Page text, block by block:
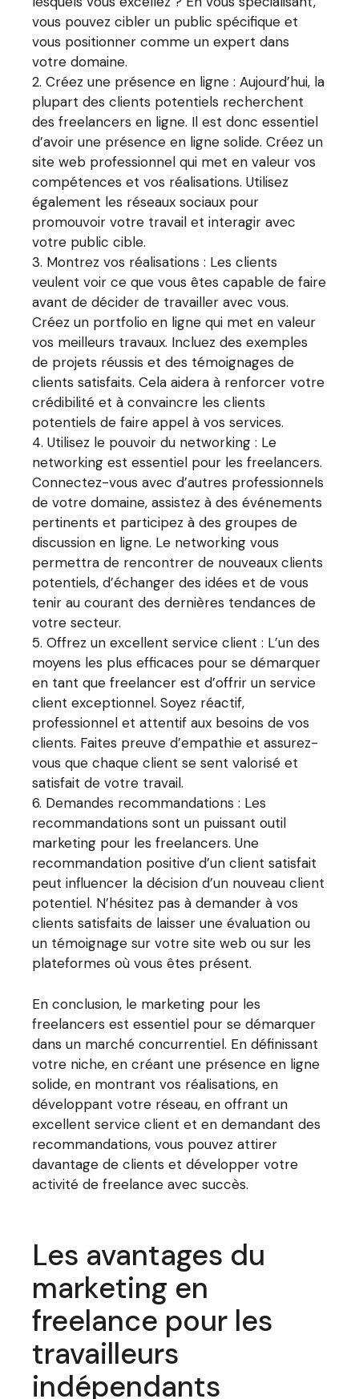
vous pouvez cibler un public spécifique et
vous positionner comme un expert dans
votre domaine.
Créez une présence en ligne : Aujourd’hui, la
plupart des clients potentiels recherchent
des freelancers en ligne. Il est donc essentiel
d’avoir une présence en ligne solide. Créez un
site web professionnel qui met en valeur vos
compétences et vos réalisations. Utilisez
également les réseaux sociaux pour
promouvoir votre travail et interagir avec
votre public cible.
Montrez vos réalisations : Les clients
veulent voir ce que vous êtes capable de faire
avant de décider de travailler avec vous.
Créez un portfolio en ligne qui met en valeur
vos meilleurs travaux. Incluez des exemples
de projets réussis et des témoignages de
clients satisfaits. Cela aidera à renforcer votre
crédibilité et à convaincre les clients
potentiels de faire appel à vos services.
Utilisez le pouvoir du networking : Le
networking est essentiel pour les freelancers.
Connectez-vous avec d’autres professionnels
de votre domaine, assistez à des événements
pertinents et participez à des groupes de
discussion en ligne. Le networking vous
permettra de rencontrer de nouveaux clients
potentiels, d’échanger des idées et de vous
tenir au courant des dernières tendances de
votre secteur.
Offrez un excellent service client : L’un des
moyens les plus efficaces pour se démarquer
en tant que freelancer est d’offrir un service
client exceptionnel. Soyez réactif,
professionnel et attentif aux besoins de vos
clients. Faites preuve d’empathie et assurez-
vous que chaque client se sent valorisé et
satisfait de votre travail.
Demandes recommandations : Les
recommandations sont un puissant outil
marketing pour les freelancers. Une
recommandation positive d’un client satisfait
peut influencer la décision d’un nouveau client
potentiel. N’hésitez pas à demander à vos
clients satisfaits de laisser une évaluation ou
un témoignage sur votre site web ou sur les
plateformes où vous êtes présent.
En conclusion, le marketing pour les
freelancers est essentiel pour se démarquer
dans un marché concurrentiel. En définissant
votre niche, en créant une présence en ligne
solide, en montrant vos réalisations, en
développant votre réseau, en offrant un
excellent service client et en demandant des
recommandations, vous pouvez attirer
davantage de clients et développer votre
activité de freelance avec succès.
Les avantages du
marketing en
freelance pour les
travailleurs
indépendants